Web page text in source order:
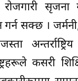
रोजगारी
सक्छ ।
कसरी